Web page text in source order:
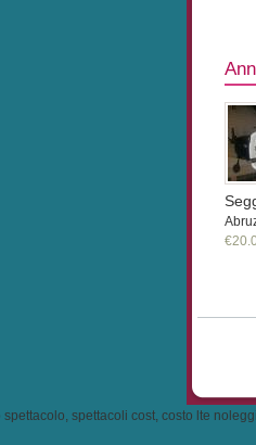
spettacoli cost, costo lte